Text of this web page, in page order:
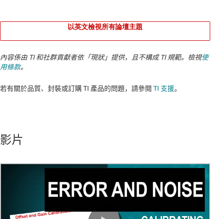
以英文檢視所有論壇主題
內容係由 TI 和社群貢獻者依「現狀」提供，且不構成 TI 規範。檢視使
用條款。
若有關於品質、封裝或訂購 TI 產品的問題，請參閱 TI 支援。​​​​​​​​​​​​​​
影片